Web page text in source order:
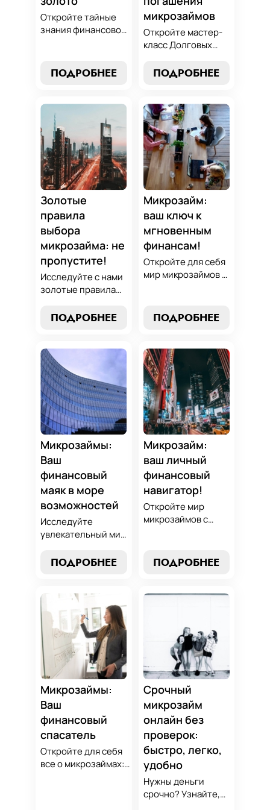
Откройте тайные
знания финансовой
превращать
обязательства по
золотые
возможности.
Погрузитесь в мир
умного управления
долгами с нашим
практическим
руководством.
ПОДРОБНЕЕ
микрозаймов
Откройте мастер-
класс Долговых
погашению
финансового
равновесия.
Узнайте, как
управлять долгами
и достичь
финансовой
гармонии, следуя
нашим
проверенным
стратегиям.
ПОДРОБНЕЕ
Золотые
правила
выбора
микрозайма: не
пропустите!
Исследуйте с нами
золотые правила
и узнайте, как
вариант,
разработать
стратегию
погашения и
обеспечить свою
финансовую
безопасность. Ваш
компас в мире
микрокредитов!
ПОДРОБНЕЕ
Микрозайм:
ваш ключ к
мгновенным
финансам!
Откройте для себя
мир микрозаймов с
выбрать лучший
микрозайм,
стратегии
погашения и
обеспечить себе
финансовую
стабильность. Ваш
ключ к умным
финансам здесь!
ПОДРОБНЕЕ
Микрозаймы:
Ваш
финансовый
маяк в море
возможностей
Исследуйте
увлекательный мир
узнайте, как
вариант для ваших
нужд. Откройте
экспертные
стратегии
погашения и
сделайте
осознанный выбор,
который
поддержит вашу
финансовую
стабильность.
ПОДРОБНЕЕ
Микрозайм:
ваш личный
финансовый
навигатор!
Откройте мир
микрозаймов с
лучшие стратегии
погашения и
избежанию
финансово
грамотным с нами!
ПОДРОБНЕЕ
Микрозаймы:
Ваш
финансовый
спасатель
Откройте для себя
все о микрозаймах:
Срочный
микрозайм
онлайн без
проверок:
быстро, легко,
удобно
Нужны деньги
срочно? Узнайте,